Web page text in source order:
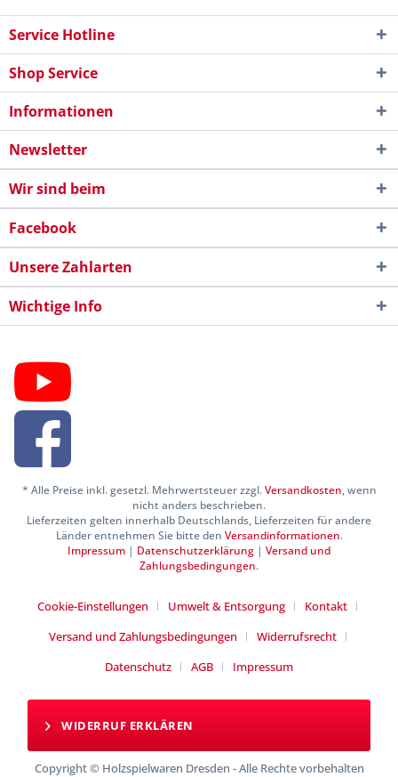
Service Hotline
Shop Service
Informationen
Newsletter
Wir sind beim
Facebook
Unsere Zahlarten
Wichtige Info
* Alle Preise inkl. gesetzl. Mehrwertsteuer zzgl.Versandkosten, wenn
nicht anders beschrieben.
Lieferzeiten gelten innerhalb Deutschlands, Lieferzeiten für andere
Länder entnehmen Sie bitte den Versandinformationen.
Impressum | Datenschutzerklärung | Versand und
Zahlungsbedingungen.
Cookie-Einstellungen Umwelt & Entsorgung
Kontakt
Versand und Zahlungsbedingungen
Widerrufsrecht
Datenschutz
AGB Impressum
WIDERRUF ERKLÄREN
Copyright © Holzspielwaren Dresden - Alle Rechte vorbehalten